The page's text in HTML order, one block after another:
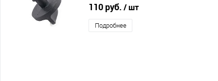
110 руб. / шт
Подробнее